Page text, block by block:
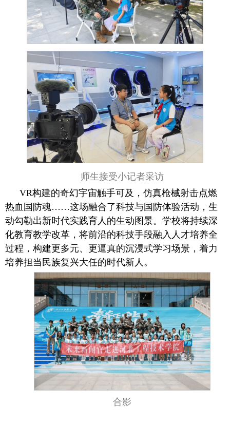
师生接受小记者采访
VR构建的奇幻宇宙触手可及，仿真枪械射击点燃
热血国防魂……这场融合了科技与国防体验活动，生
动勾勒出新时代实践育人的生动图景。学校将持续深
化教育教学改革，将前沿的科技手段融入人才培养全
过程，构建更多元、更逼真的沉浸式学习场景，着力
培养担当民族复兴大任的时代新人。
合影